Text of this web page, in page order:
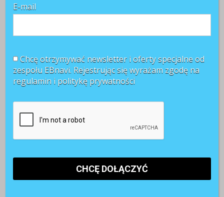
E-mail
Chcę otrzymywać newsletter i oferty specjalne od
zespołu EBnavi. Rejestrując się wyrażam zgodę na
regulamin i politykę prywatności